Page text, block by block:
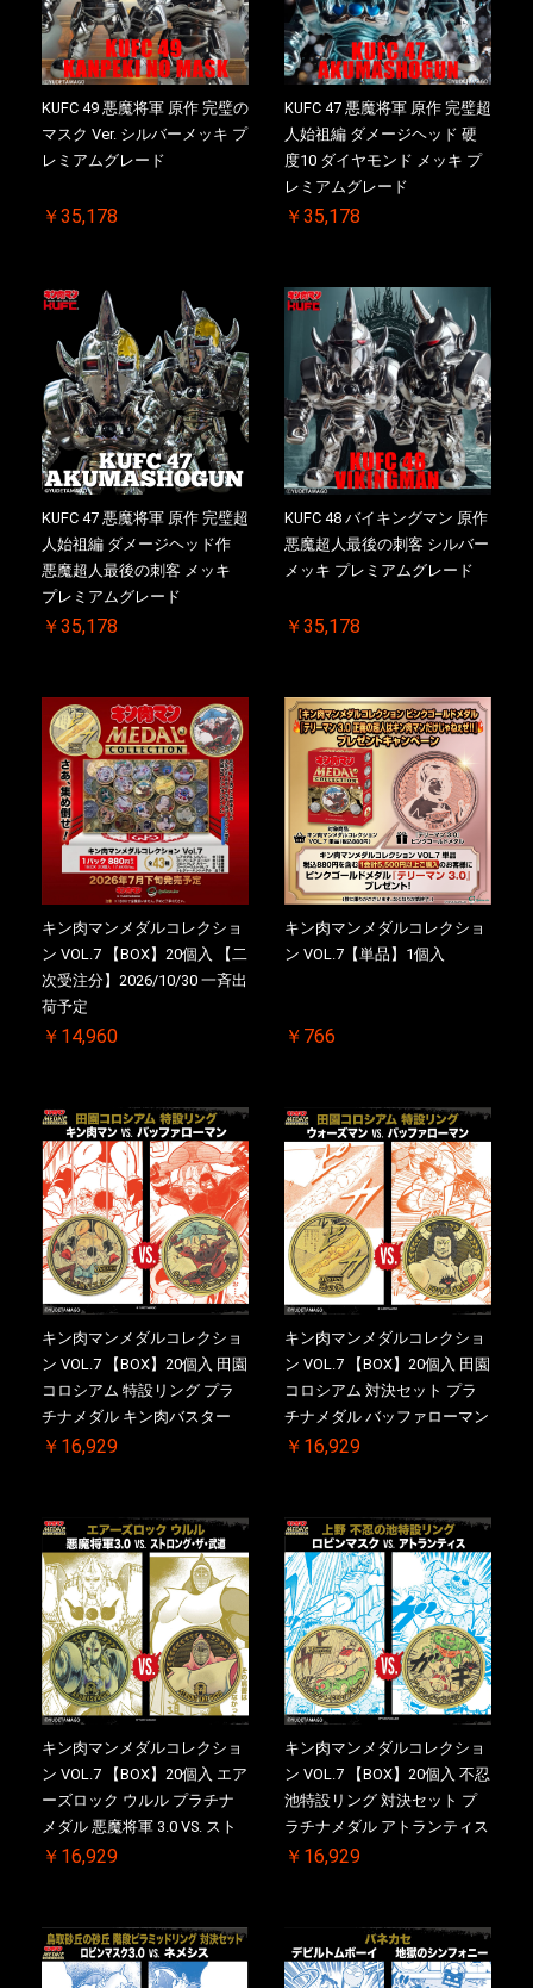
KUFC 49 悪魔将軍 原作 完璧の
マスク Ver. シルバーメッキ プ
レミアムグレード
￥35,178
KUFC 47 悪魔将軍 原作 完璧超
人始祖編 ダメージヘッド 硬
度10 ダイヤモンド メッキ プ
レミアムグレード
￥35,178
KUFC 47 悪魔将軍 原作 完璧超
人始祖編 ダメージヘッド作
悪魔超人最後の刺客 メッキ
プレミアムグレード
￥35,178
KUFC 48 バイキングマン 原作
悪魔超人最後の刺客 シルバー
メッキ プレミアムグレード
￥35,178
キン肉マンメダルコレクショ
ン VOL.7 【BOX】20個入 【二
次受注分】2026/10/30 一斉出
荷予定
￥14,960
キン肉マンメダルコレクショ
ン VOL.7【単品】1個入
￥766
キン肉マンメダルコレクショ
ン VOL.7 【BOX】20個入 田園
コロシアム 特設リング プラ
チナメダル キン肉バスター
VS. キン肉バスターやぶり ケ
【二次受注分】2026/10/30 一
斉出荷予定
￥16,929
キン肉マンメダルコレクショ
ン VOL.7 【BOX】20個入 田園
コロシアム 対決セット プラ
チナメダル バッファローマン
2.0 顎髭 Ver. VS. 光の矢 ケー
【二次受注分】2026/10/30 一
斉出荷予定
￥16,929
キン肉マンメダルコレクショ
ン VOL.7 【BOX】20個入 エア
ーズロック ウルル プラチナ
メダル 悪魔将軍 3.0 VS. スト
ロング・ザ・武道【初回購入
2026/10/30 一斉出荷予定
￥16,929
キン肉マンメダルコレクショ
ン VOL.7 【BOX】20個入 不忍
池特設リング 対決セット プ
ラチナメダル アトランティス
ドライバー VS.ネックカット
メダル(非売品)付
￥16,929